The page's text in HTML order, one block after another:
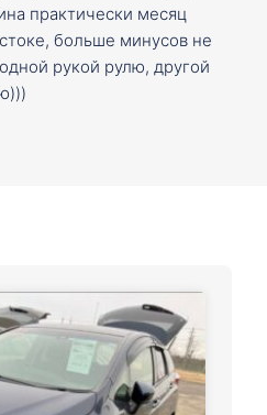
практически месяц
больше минусов не
рукой рулю, другой